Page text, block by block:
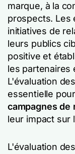
marque, à la
prospects. Les
initiatives de
leurs publics
positive et
les partenaires
L'évaluation
essentielle pour
campagnes de
leur impact sur
L'évaluation